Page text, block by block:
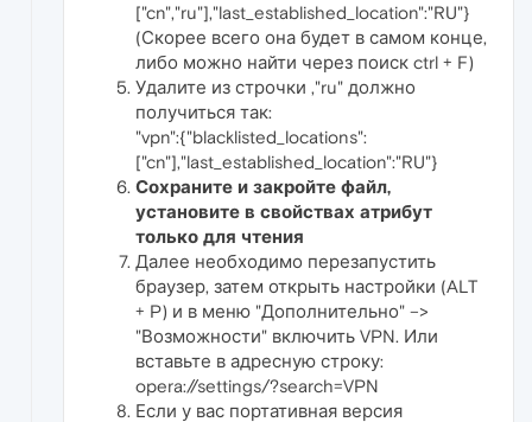
["cn","ru"],"last_established_location":"RU"}
(Скорее всего она будет в самом конце,
либо можно найти через поиск ctrl + F)
Удалите из строчки ,"ru" должно
получиться так:
"vpn":{"blacklisted_locations":
["cn"],"last_established_location":"RU"}
Сохраните и закройте файл,
установите в свойствах атрибут
только для чтения
Далее необходимо перезапустить
браузер, затем открыть настройки (ALT
+ P) и в меню "Дополнительно" –>
"Возможности" включить VPN. Или
вставьте в адресную строку:
opera://settings/?search=VPN
Если у вас портативная версия